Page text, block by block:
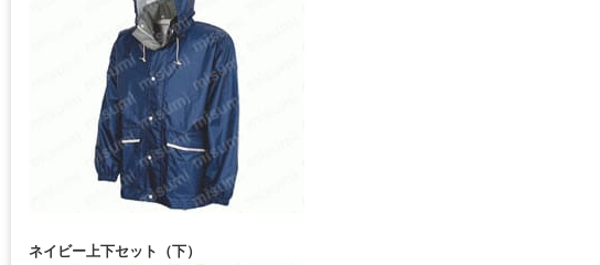
ネイビー上下セット（下）